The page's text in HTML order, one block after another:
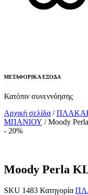
ΜΕΤΑΦΟΡΙΚΑ ΕΞΟΔΑ
Κατόπιν συνεννόησης
Αρχική σελίδα /
ΜΠΑΝΙΟΥ / Moody
- 20%
Moody Perla
SKU 1483 Κατηγορία